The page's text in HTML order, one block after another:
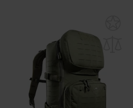
уподобань